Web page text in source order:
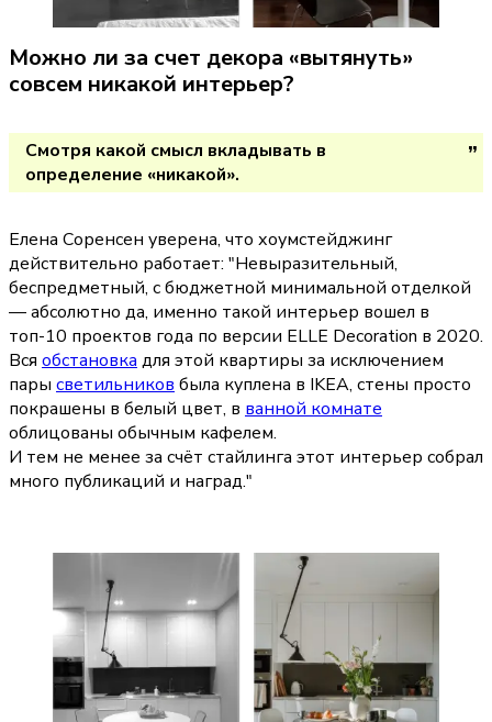
Можно ли за счет декора «вытянуть»
совсем никакой интерьер?
Смотря какой смысл вкладывать в
определение «никакой».
Елена Соренсен уверена, что хоумстейджинг
действительно работает: "Невыразительный,
беспредметный, с бюджетной минимальной отделкой
— абсолютно да, именно такой интерьер вошел в
топ-10 проектов года по версии ELLE Decoration в 2020.
Вся обстановка для этой квартиры за исключением
пары светильников была куплена в IKEA, стены просто
покрашены в белый цвет, в ванной комнате
облицованы обычным кафелем.
И тем не менее за счёт стайлинга этот интерьер собрал
много публикаций и наград."